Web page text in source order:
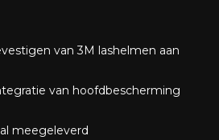
van 3M lashelmen aan
van hoofdbescherming
meegeleverd